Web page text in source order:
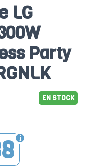
LG
Party
EN STOCK